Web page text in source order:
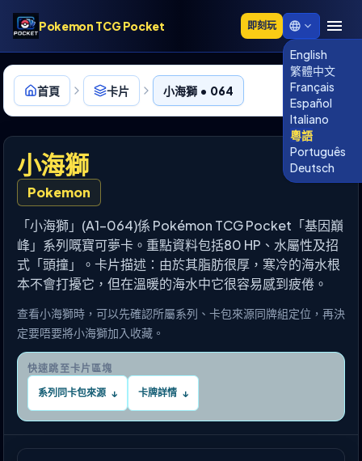
Pokemon TCG Pocket 即刻玩
English
繁體中文
Français
Español
Italiano
粵語
Português
Deutsch
首頁 卡片 小海獅 • 064
小海獅
Pokemon
「小海獅」(A1-064)係 Pokémon TCG Pocket「基因巔
峰」系列嘅寶可夢卡。重點資料包括80 HP、水屬性及招
式「頭撞」。卡片描述：由於其脂肪很厚，寒冷的海水根
本不會打擾它，但在溫暖的海水中它很容易感到疲倦。
查看小海獅時，可以先確認所屬系列、卡包來源同牌組定位，再決
定要唔要將小海獅加入收藏。
快速跳至卡片區塊
系列同卡包來源 ↓ 卡牌詳情 ↓